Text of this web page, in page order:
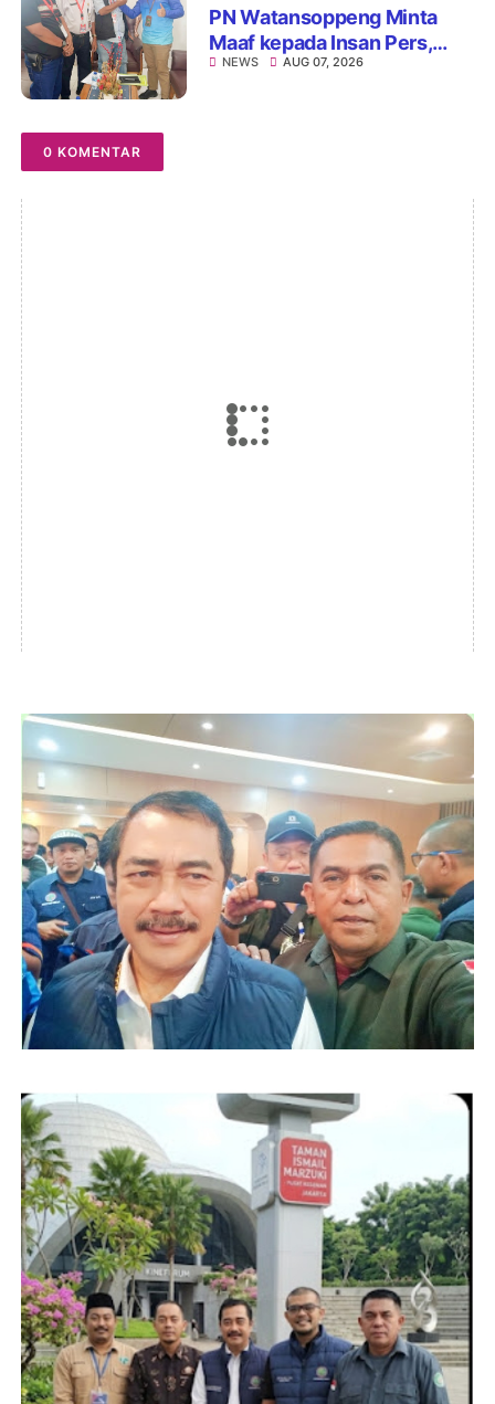
PN Watansoppeng Minta
Maaf kepada Insan Pers,
Tegaskan Komitmen
NEWS AUG 07, 2026
0 KOMENTAR